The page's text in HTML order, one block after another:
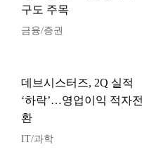
구도 주목
금융/증권
데브시스터즈, 2Q 실적
‘하락’…영업이익 적자전
환
IT/과학